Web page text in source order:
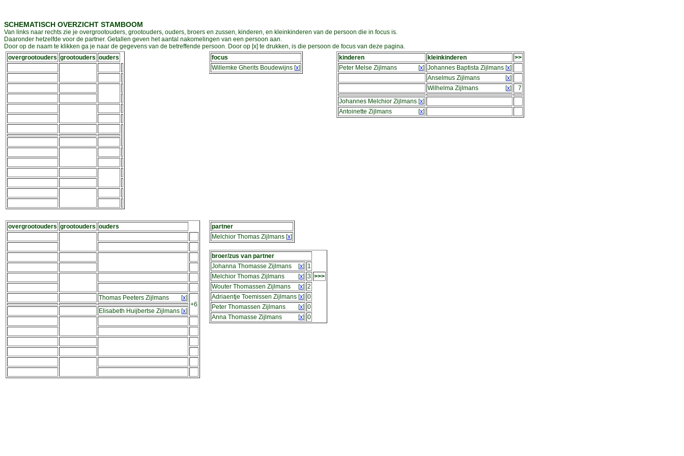
SCHEMATISCH OVERZICHT STAMBOOM
Van links naar rechts zie je overgrootouders, grootouders, ouders, broers en zussen, kinderen, en kleinkinderen van de persoon die in focus is.
Daaronder hetzelfde voor de partner. Getallen geven het aantal nakomelingen van een persoon aan.
Door op de naam te klikken ga je naar de gegevens van de betreffende persoon. Door op [x] te drukken, is die persoon de focus van deze pagina.
overgrootouders grootouders ouders
focus
Willemke Gherits Boudewijns [x]
kinderen kleinkinderen
>>
Peter Melse Zijlmans
[x] Johannes Baptista Zijlmans [x]
Anselmus Zijlmans
[x]
Wilhelma Zijlmans
[x]
7
Johannes Melchior Zijlmans [x]
Antoinette Zijlmans
[x]
overgrootouders grootouders ouders
Thomas Peeters Zijlmans [x]
+6
Elisabeth Huijbertse Zijlmans [x]
partner
Melchior Thomas Zijlmans [x]
broer/zus van partner
Johanna Thomasse Zijlmans
[x] 1
Melchior Thomas Zijlmans
[x] 3 >>>
Wouter Thomassen Zijlmans
[x] 2
Adriaentje Toemissen Zijlmans [x] 0
Peter Thomassen Zijlmans
[x] 0
Anna Thomasse Zijlmans
[x] 0